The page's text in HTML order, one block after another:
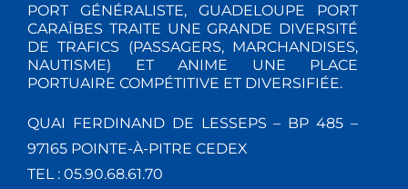
PORT GÉNÉRALISTE, GUADELOUPE PORT
CARAÏBES TRAITE UNE GRANDE DIVERSITÉ
DE TRAFICS (PASSAGERS, MARCHANDISES,
NAUTISME) ET ANIME UNE PLACE
PORTUAIRE COMPÉTITIVE ET DIVERSIFIÉE.
QUAI FERDINAND DE LESSEPS – BP 485 –
97165 POINTE-À-PITRE CEDEX
TEL : 05.90.68.61.70